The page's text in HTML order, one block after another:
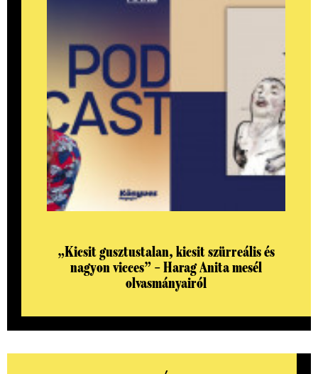
„Kicsit gusztustalan, kicsit szürreális és
nagyon vicces” – Harag Anita mesél
olvasmányairól